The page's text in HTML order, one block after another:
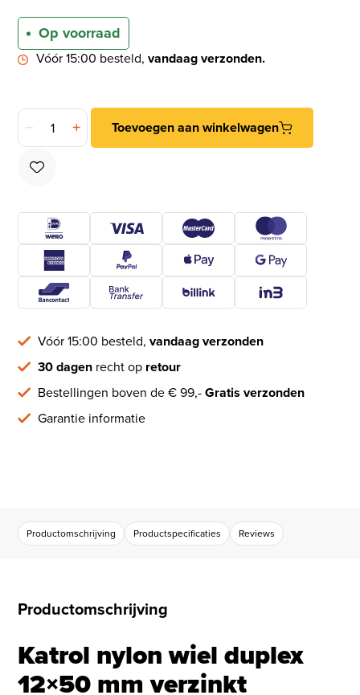
Op voorraad
Vóór 15:00 besteld,vandaag verzonden.
DX Katrol nylon wiel duplex 12x50 mm verzinkt aantal
Toevoegen aan winkelwagen
Vóór 15:00 besteld,vandaag verzonden
30 dagen recht op retour
Bestellingen boven de € 99,-Gratis verzonden
Garantie informatie
Productomschrijving Productspecificaties Reviews
Productomschrijving
Katrol nylon wiel duplex
12×50 mm verzinkt